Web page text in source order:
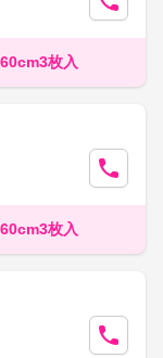
枚入
枚入